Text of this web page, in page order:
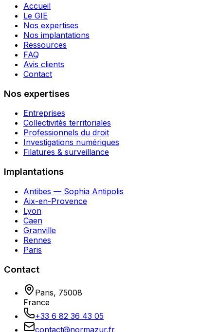
Accueil
Le GIE
Nos expertises
Nos implantations
Ressources
FAQ
Avis clients
Contact
Nos expertises
Entreprises
Collectivités territoriales
Professionnels du droit
Investigations numériques
Filatures & surveillance
Implantations
Antibes — Sophia Antipolis
Aix-en-Provence
Lyon
Caen
Granville
Rennes
Paris
Contact
Paris, 75008
France
+33 6 82 36 43 05
contact@normazur.fr